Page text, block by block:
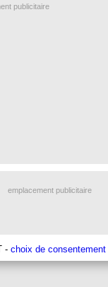
publicitaire
emplacement publicitaire
- choix de consentement